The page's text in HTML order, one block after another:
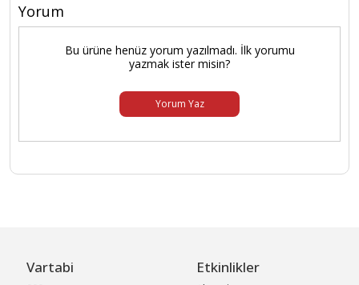
Yorum
Bu ürüne henüz yorum yazılmadı. İlk yorumu
yazmak ister misin?
Yorum Yaz
Vartabi Etkinlikler